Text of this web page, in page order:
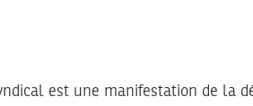
est une manifestation de la